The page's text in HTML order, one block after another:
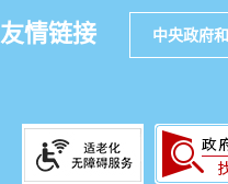
友情链接 中央政府